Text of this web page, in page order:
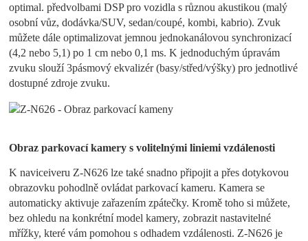
optimal. předvolbami DSP pro vozidla s různou akustikou (malý
osobní vůz, dodávka/SUV, sedan/coupé, kombi, kabrio). Zvuk
můžete dále optimalizovat jemnou jednokanálovou synchronizací
(4,2 nebo 5,1) po 1 cm nebo 0,1 ms. K jednoduchým úpravám
zvuku slouží 3pásmový ekvalizér (basy/střed/výšky) pro jednotlivé
dostupné zdroje zvuku.
Obraz parkovací kamery s volitelnými liniemi vzdálenosti
K naviceiveru Z-N626 lze také snadno připojit a přes dotykovou
obrazovku pohodlně ovládat parkovací kameru. Kamera se
automaticky aktivuje zařazením zpátečky. Kromě toho si můžete,
bez ohledu na konkrétní model kamery, zobrazit nastavitelné
mřížky, které vám pomohou s odhadem vzdálenosti. Z-N626 je